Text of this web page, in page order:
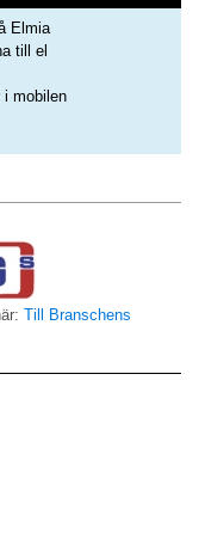
Elmia
till el
i mobilen
Till Branschens